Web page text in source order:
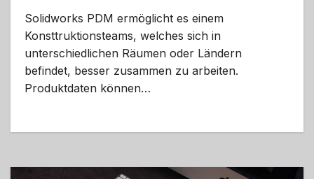
Solidworks PDM ermöglicht es einem
Konsttruktionsteams, welches sich in
unterschiedlichen Räumen oder Ländern
befindet, besser zusammen zu arbeiten.
Produktdaten können…